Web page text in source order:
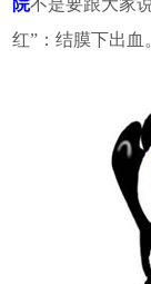
红”：结膜下出血。